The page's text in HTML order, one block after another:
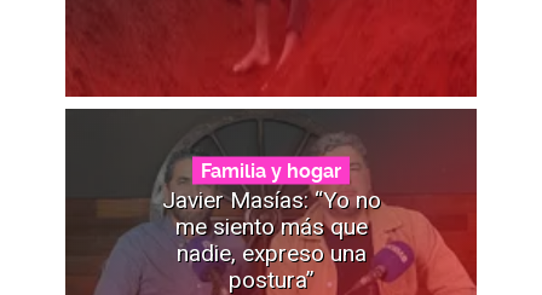
Familia y hogar
Javier Masías: “Yo no
me siento más que
nadie, expreso una
postura”